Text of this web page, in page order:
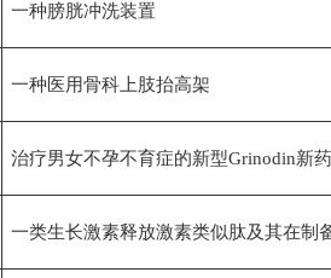
一种膀胱冲洗装置
一种医用骨科上肢抬高架
治疗男女不孕不育症的新型Grinodin新
一类生长激素释放激素类似肽及其在制